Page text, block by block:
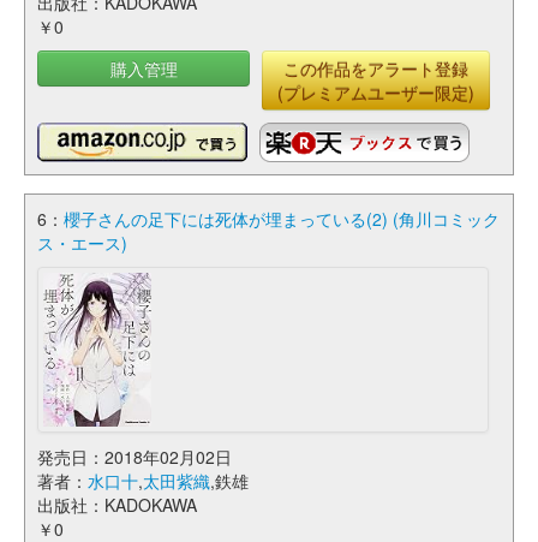
￥0
購入管理
この作品をアラート登録
(プレミアムユーザー限定)
6： 櫻子さんの足下には死体が埋まっている(2) (角川コミック
ス・エース)
発売日：2018年02月02日
著者： 水口十,太田紫織,鉄雄
出版社：KADOKAWA
￥0